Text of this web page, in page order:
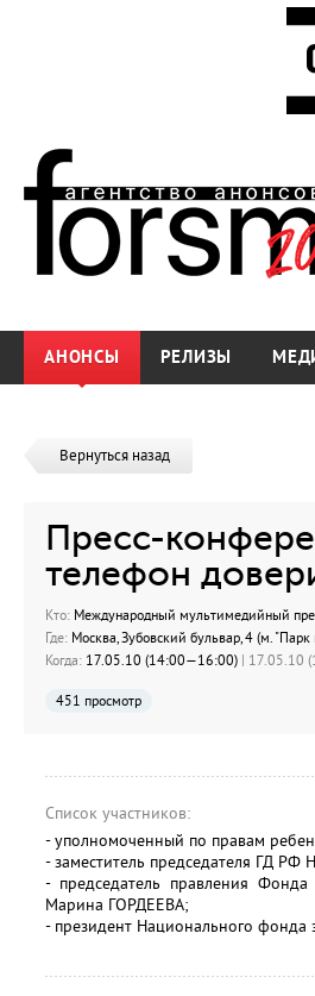
АНОНСЫ РЕЛИЗЫ
Вернуться назад
Пресс-
телефон
Кто: Международный мультимедийный
Где: Москва, Зубовский бульвар, 4 (м. "Парк
Когда: 17.05.10 (14:00—16:00) | 17.05.10
451 просмотр
Список участников:
- уполномоченный по правам
- заместитель председателя ГД
- председатель правления
Марина ГОРДЕЕВА;
- президент Национального